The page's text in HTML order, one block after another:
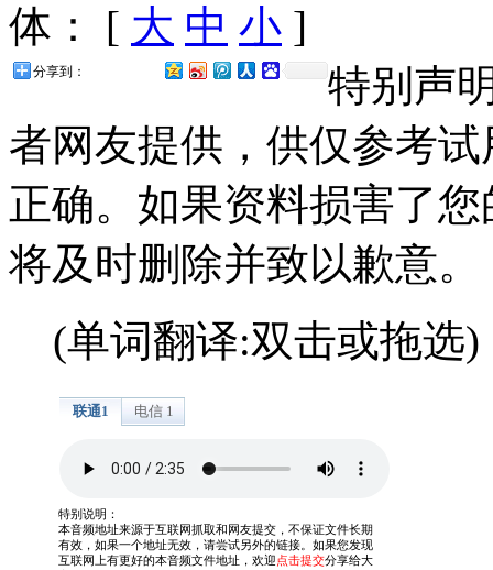
体： [ 大 中 小 ]
分享到：
特别声
者网友提供，供仅参考
正确。如果资料损害了
将及时删除并致以歉意。
(单词翻译:双击或拖选)